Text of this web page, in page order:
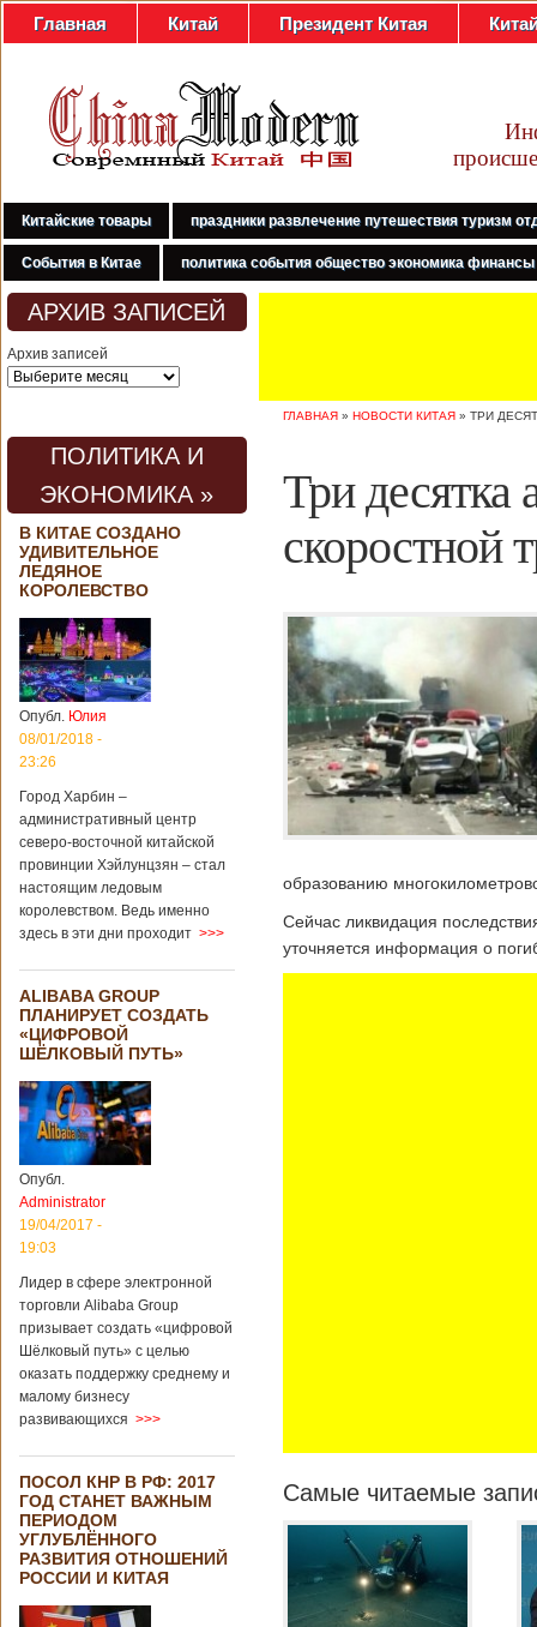
Главная Китай Президент Китая
Китайские товары праздники развлечение путешествия туризм
События в Китае политика события общество экономика финансы
АРХИВ ЗАПИСЕЙ
Архив записей
ПОЛИТИКА И
ЭКОНОМИКА »
В КИТАЕ СОЗДАНО
УДИВИТЕЛЬНОЕ
ЛЕДЯНОЕ
КОРОЛЕВСТВО
Опубл. Юлия
08/01/2018 -
23:26
Город Харбин –
административный центр
северо-восточной китайской
провинции Хэйлунцзян – стал
настоящим ледовым
королевством. Ведь именно
здесь в эти дни проходит >>>
ALIBABA GROUP
ПЛАНИРУЕТ СОЗДАТЬ
«ЦИФРОВОЙ
ШЁЛКОВЫЙ ПУТЬ»
Опубл.
Administrator
19/04/2017 -
19:03
Лидер в сфере электронной
торговли Alibaba Group
призывает создать «цифровой
Шёлковый путь» с целью
оказать поддержку среднему и
малому бизнесу
развивающихся >>>
ПОСОЛ КНР В РФ: 2017
ГОД СТАНЕТ ВАЖНЫМ
ПЕРИОДОМ
УГЛУБЛЁННОГО
РАЗВИТИЯ ОТНОШЕНИЙ
РОССИИ И КИТАЯ
ГЛАВНАЯ » НОВОСТИ КИТАЯ » ТРИ
Три десятка
скоростной
образованию
Сейчас ликвидация
уточняется информация о
Самые читаемые